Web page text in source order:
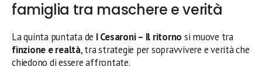
famiglia tra maschere e verità
La quinta puntata de I Cesaroni – Il ritorno si muove tra
finzione e realtà, tra strategie per sopravvivere e verità che
chiedono di essere affrontate.